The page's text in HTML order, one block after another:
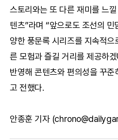
스토리와는 또 다른 재미를 느
텐츠”라며 “앞으로도 조선의
양한 풍문록 시리즈를 지속적
른 모험과 즐길 거리를 제공하
반영해 콘텐츠와 편의성을 꾸
고 전했다.
안종훈 기자